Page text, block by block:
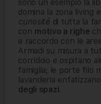
sono un esempio la
domina la zona living
curiosité di tutta la
con motivo a righe
e raccordo con le
Armadi su misura a
corridoio e ospitano
famiglia; le porte filo
lavanderia
degli spazi.